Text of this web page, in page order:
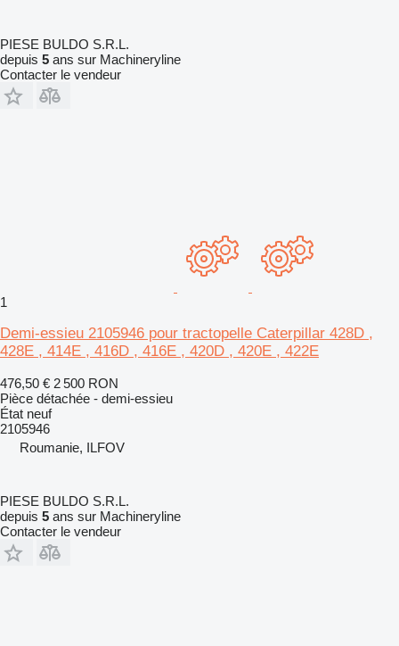
PIESE BULDO S.R.L.
depuis 5 ans sur Machineryline
Contacter le vendeur
1
Demi-essieu 2105946 pour tractopelle Caterpillar 428D ,
428E , 414E , 416D , 416E , 420D , 420E , 422E
476,50 € 2 500 RON
Pièce détachée - demi-essieu
État neuf
2105946
Roumanie, ILFOV
PIESE BULDO S.R.L.
depuis 5 ans sur Machineryline
Contacter le vendeur